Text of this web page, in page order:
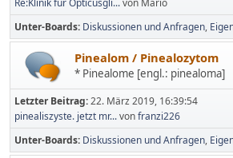
Re:Klinik für Opticusgli...von Mario
Unter-Boards Diskussionen und Anfragen
Pinealom / Pinealozytom
* Pinealome [engl.: pinealoma]
Letzter Beitrag:22. März 2019, 16:39:54
pinealiszyste. jetzt mr...vonfranzi226
Unter-Boards Diskussionen und Anfragen